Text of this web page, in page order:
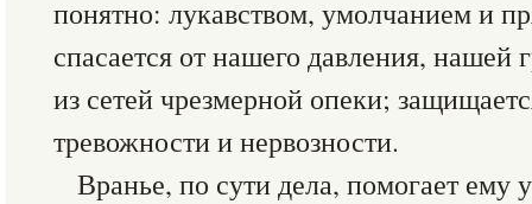
понятно: лукавством, умолчанием и
спасается от нашего давления, нашей
из сетей чрезмерной опеки;
тревожности и нервозности.
Вранье, по сути дела, помогает ему